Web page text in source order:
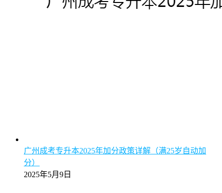
广州成考专升本2025年加分政策详解（满25岁自动加
分）
2025年5月9日